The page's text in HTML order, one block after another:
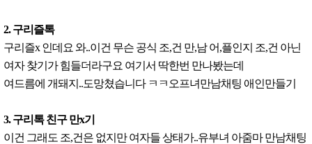
2. 구리즐톡
구리즐x 인데요 와..이건 무슨 공식 조,건 만,남 어,플인지 조,건 아닌
여자 찾기가 힘들더라구요 여기서 딱한번 만나봤는데
여드름에 개돼지..도망쳤습니다 ㅋㅋ오프녀만남채팅 애인만들기
3. 구리톡 친구 만x기
이건 그래도 조,건은 없지만 여자들 상태가..유부녀 아줌마 만남채팅